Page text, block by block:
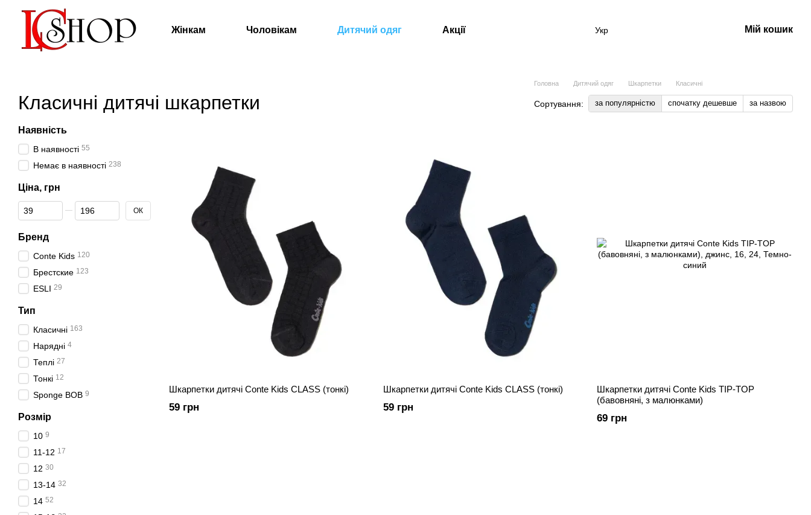
Перейти к основному контенту
Жінкам Чоловікам Дитячий одяг Акції Укр Мій кошик
Класичні дитячі шкарпетки
Головна Дитячий одяг Шкарпетки Класичні
Сортування: за популярністю спочатку дешевше за назвою
Шкарпетки дитячі Conte Kids CLASS (тонкі)
59 грн
Шкарпетки дитячі Conte Kids CLASS (тонкі)
59 грн
Шкарпетки дитячі Conte Kids TIP-TOP
(бавовняні, з малюнками)
69 грн
Наявність
В наявності 55
Немає в наявності 238
Ціна, грн
От Ціна, грн
До Ціна, грн ОК
Бренд
Conte Kids 120
Брестские 123
ESLI 29
Тип
Класичні 163
Нарядні 4
Теплі 27
Тонкі 12
Sponge BOB 9
Розмір
10 9
11-12 17
12 30
13-14 32
14 52